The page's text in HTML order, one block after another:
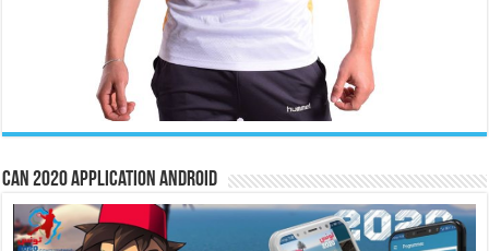
CAN 2020 Application Android